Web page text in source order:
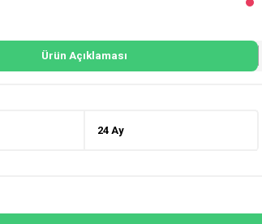
Ürün Açıklaması
24 Ay